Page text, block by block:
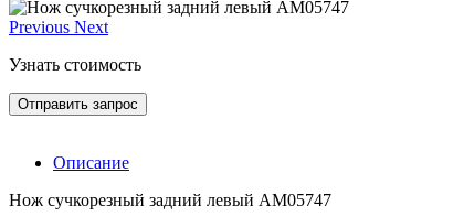
Previous Next
Узнать стоимость
Отправить запрос
Описание
Нож сучкорезный задний левый AM05747